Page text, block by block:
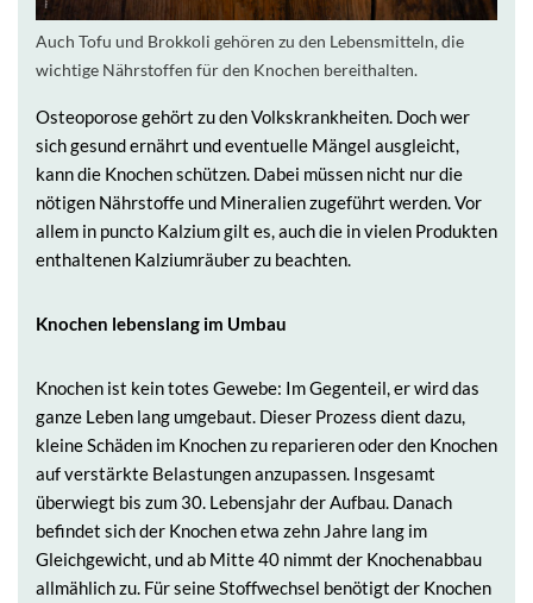
Auch Tofu und Brokkoli gehören zu den Lebensmitteln, die
wichtige Nährstoffen für den Knochen bereithalten.
Osteoporose gehört zu den Volkskrankheiten. Doch wer
sich gesund ernährt und eventuelle Mängel ausgleicht,
kann die Knochen schützen. Dabei müssen nicht nur die
nötigen Nährstoffe und Mineralien zugeführt werden. Vor
allem in puncto Kalzium gilt es, auch die in vielen Produkten
enthaltenen Kalziumräuber zu beachten.
Knochen lebenslang im Umbau
Knochen ist kein totes Gewebe: Im Gegenteil, er wird das
ganze Leben lang umgebaut. Dieser Prozess dient dazu,
kleine Schäden im Knochen zu reparieren oder den Knochen
auf verstärkte Belastungen anzupassen. Insgesamt
überwiegt bis zum 30. Lebensjahr der Aufbau. Danach
befindet sich der Knochen etwa zehn Jahre lang im
Gleichgewicht, und ab Mitte 40 nimmt der Knochenabbau
allmählich zu. Für seine Stoffwechsel benötigt der Knochen